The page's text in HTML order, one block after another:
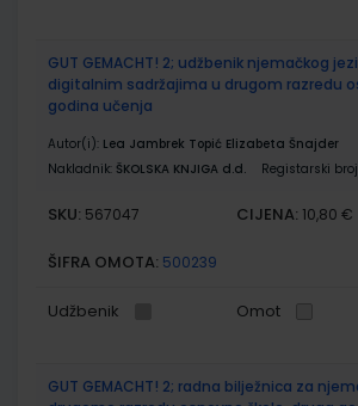
GUT GEMACHT! 2; udžbenik njemačkog
digitalnim sadržajima u drugom razredu
godina učenja
Autor(i): Lea Jambrek Topić Elizabeta Šnajder
Nakladnik: ŠKOLSKA KNJIGA d.d. Registarski
SKU: 567047 CIJENA: 10,80 €
ŠIFRA OMOTA: 500239
Udžbenik Omot
GUT GEMACHT! 2; radna bilježnica za